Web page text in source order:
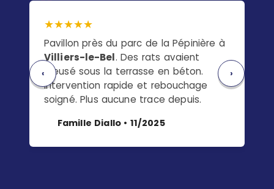
★★★★★
Pavillon près du parc de la Pépinière à
Villiers-le-Bel. Des rats avaient
creusé sous la terrasse en béton.
Intervention rapide et rebouchage
soigné. Plus aucune trace depuis.
Famille Diallo • 11/2025
‹ ›